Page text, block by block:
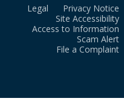
Legal
Privacy Notice
Site Accessibility
Access to Information
Scam Alert
File a Complaint